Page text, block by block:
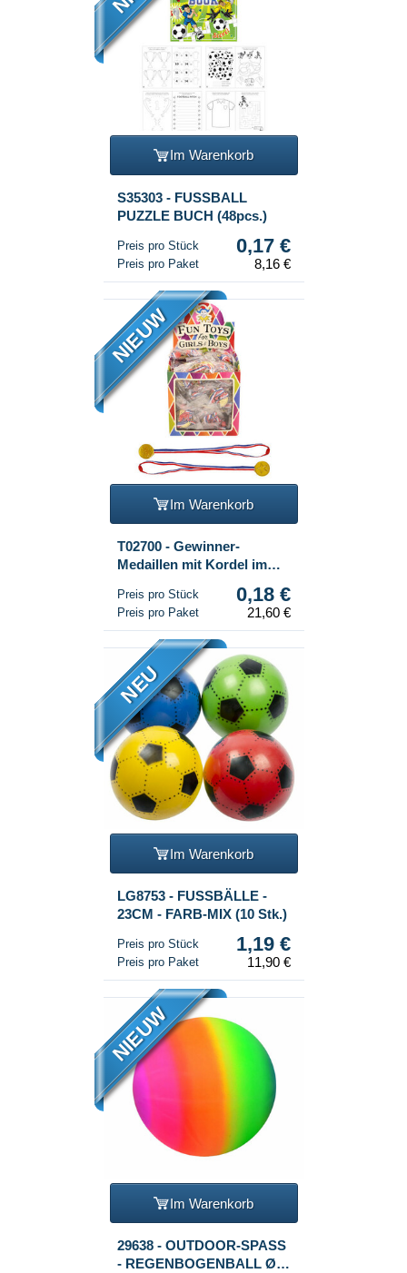
Im Warenkorb
S35303 - FUSSBALL
PUZZLE BUCH (48pcs.)
Preis pro Stück 0,17 €
Preis pro Paket 8,16 €
NIEUW
Im Warenkorb
T02700 - Gewinner-
Medaillen mit Kordel im
Preis pro Stück 0,18 €
Preis pro Paket 21,60 €
NEU
Im Warenkorb
LG8753 - FUSSBÄLLE -
23CM - FARB-MIX (10 Stk.)
Preis pro Stück 1,19 €
Preis pro Paket 11,90 €
NIEUW
Im Warenkorb
29638 - OUTDOOR-SPASS
- REGENBOGENBALL Ø20